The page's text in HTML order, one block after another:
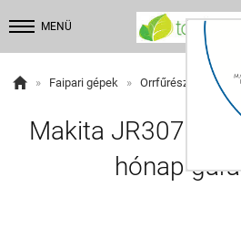
MENÜ
 » Faipari gépek » Orrfűrész
Makita JR3070CT
hónap